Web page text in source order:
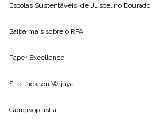
Escolas Sustentáveis, de Juscelino Dourado
Saiba mais sobre o RPA
Paper Excellence
Site Jackson Wijaya
Gengivoplastia